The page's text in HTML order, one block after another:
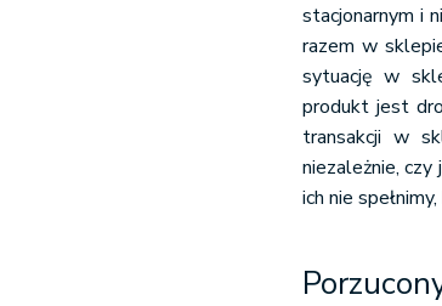
stacjonarnym i
razem w
sytuację w
produkt jest
transakcji w
niezależnie,
ich nie